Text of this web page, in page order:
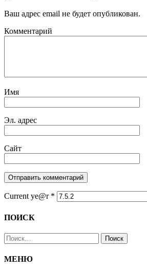
Ваш адрес email не будет опубликован.
Комментарий
Имя
Эл. адрес
Сайт
Current ye@r *
ПОИСК
Найти:
МЕНЮ